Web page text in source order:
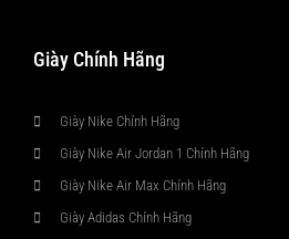
Giày Chính Hãng
Giày Nike Chính Hãng
Giày Nike Air Jordan 1 Chính Hãng
Giày Nike Air Max Chính Hãng
Giày Adidas Chính Hãng